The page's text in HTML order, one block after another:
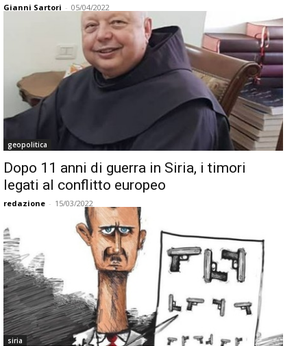
Gianni Sartori - 05/04/2022
geopolitica
Dopo 11 anni di guerra in Siria, i timori
legati al conflitto europeo
redazione - 15/03/2022
siria